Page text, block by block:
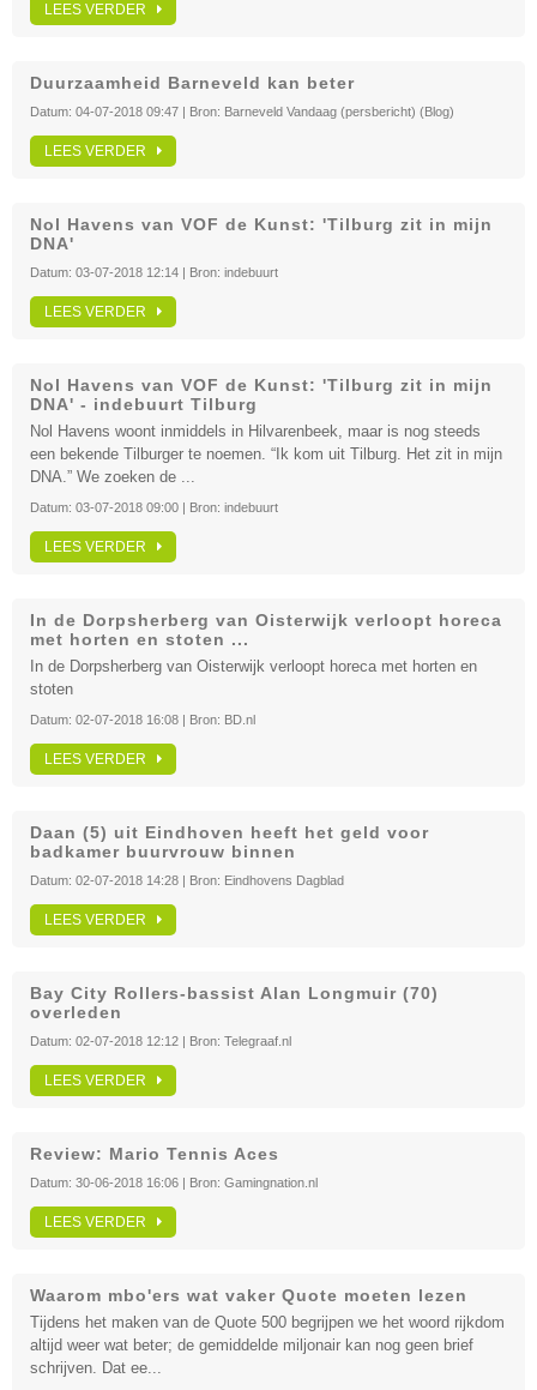
LEES VERDER
Duurzaamheid Barneveld kan beter
Datum: 04-07-2018 09:47 | Bron: Barneveld Vandaag (persbericht) (Blog)
LEES VERDER
Nol Havens van VOF de Kunst: 'Tilburg zit in mijn
DNA'
Datum: 03-07-2018 12:14 | Bron: indebuurt
LEES VERDER
Nol Havens van VOF de Kunst: 'Tilburg zit in mijn
DNA' - indebuurt Tilburg
Nol Havens woont inmiddels in Hilvarenbeek, maar is nog steeds
een bekende Tilburger te noemen. “Ik kom uit Tilburg. Het zit in mijn
DNA.” We zoeken de ...
Datum: 03-07-2018 09:00 | Bron: indebuurt
LEES VERDER
In de Dorpsherberg van Oisterwijk verloopt horeca
met horten en stoten ...
In de Dorpsherberg van Oisterwijk verloopt horeca met horten en
stoten
Datum: 02-07-2018 16:08 | Bron: BD.nl
LEES VERDER
Daan (5) uit Eindhoven heeft het geld voor
badkamer buurvrouw binnen
Datum: 02-07-2018 14:28 | Bron: Eindhovens Dagblad
LEES VERDER
Bay City Rollers-bassist Alan Longmuir (70)
overleden
Datum: 02-07-2018 12:12 | Bron: Telegraaf.nl
LEES VERDER
Review: Mario Tennis Aces
Datum: 30-06-2018 16:06 | Bron: Gamingnation.nl
LEES VERDER
Waarom mbo'ers wat vaker Quote moeten lezen
Tijdens het maken van de Quote 500 begrijpen we het woord rijkdom
altijd weer wat beter; de gemiddelde miljonair kan nog geen brief
schrijven. Dat ee...